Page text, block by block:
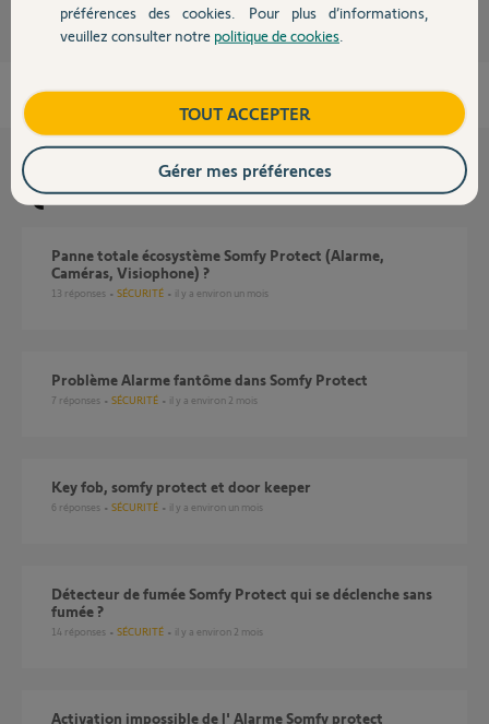
Contact
Questions liées
Panne totale écosystème Somfy Protect (Alarme,
Caméras, Visiophone) ?
13 réponses SÉCURITÉ il y a environ un mois
Problème Alarme fantôme dans Somfy Protect
7 réponses SÉCURITÉ il y a environ 2 mois
Key fob, somfy protect et door keeper
6 réponses SÉCURITÉ il y a environ un mois
Détecteur de fumée Somfy Protect qui se déclenche sans
fumée ?
14 réponses SÉCURITÉ il y a environ 2 mois
Activation impossible de l' Alarme Somfy protect
préférences des cookies. Pour plus d’informations,
veuillez consulter notre politique de cookies
TOUT ACCEPTER
Gérer mes préférences